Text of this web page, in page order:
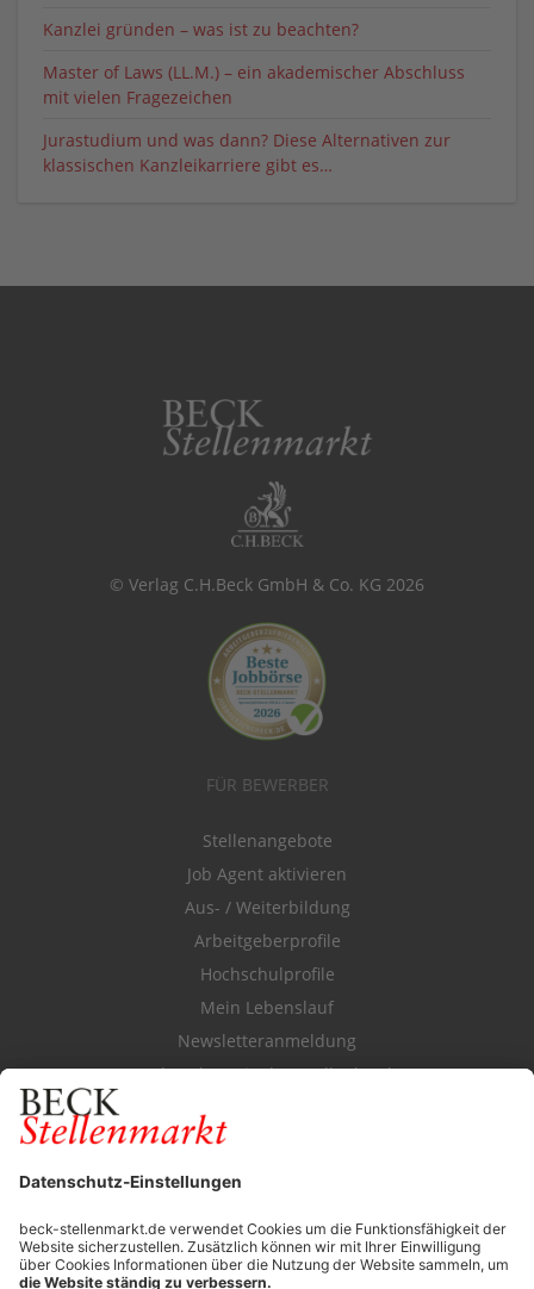
Kanzlei gründen – was ist zu beachten?
Master of Laws (LL.M.) – ein akademischer Abschluss
mit vielen Fragezeichen
Jurastudium und was dann? Diese Alternativen zur
klassischen Kanzleikarriere gibt es…
© Verlag C.H.Beck GmbH & Co. KG 2026
FÜR BEWERBER
Stellenangebote
Job Agent aktivieren
Aus- / Weiterbildung
Arbeitgeberprofile
Hochschulprofile
Mein Lebenslauf
Newsletteranmeldung
Durchsuchen Sie den Stellenkatalog
FÜR ARBEITGEBER
Stellenmarktpreise
Anzeigen-AGB
Media-Daten